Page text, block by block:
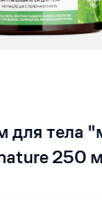
для тела
250